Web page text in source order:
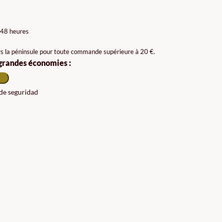
heures
la péninsule pour toute commande supérieure à 20 €.
économies :
seguridad